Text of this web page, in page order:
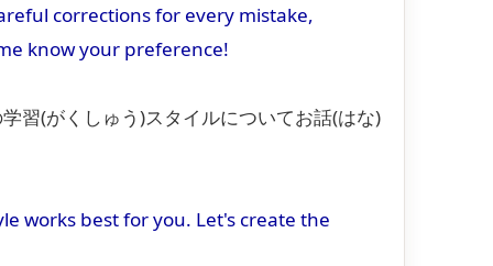
corrections for every mistake,
know your preference!
習(がくしゅう)スタイルについてお話(はな)
works best for you. Let's create the